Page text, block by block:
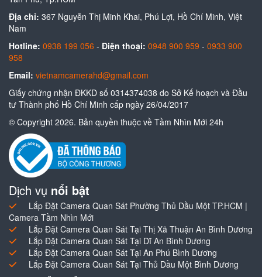
Địa chỉ: 367 Nguyễn Thị Minh Khai, Phú Lợi, Hồ Chí Minh, Việt
Nam
Hotline: 0938 199 056 - Điện thoại: 0948 900 959 - 0933 900
958
Email: vietnamcamerahd@gmail.com
Giấy chứng nhận ĐKKD số 0314374038 do Sở Kế hoạch và Đầu
tư Thành phố Hồ Chí Minh cấp ngày 26/04/2017
© Copyright 2026. Bản quyền thuộc về Tầm Nhìn Mới 24h
Dịch vụ nổi bật
Lắp Đặt Camera Quan Sát Phường Thủ Dầu Một TP.HCM |
Camera Tầm Nhìn Mới
Lắp Đặt Camera Quan Sát Tại Thị Xã Thuận An Bình Dương
Lắp Đặt Camera Quan Sát Tại Dĩ An Bình Dương
Lắp Đặt Camera Quan Sát Tại An Phú Bình Dương
Lắp Đặt Camera Quan Sát Tại Thủ Dầu Một Bình Dương